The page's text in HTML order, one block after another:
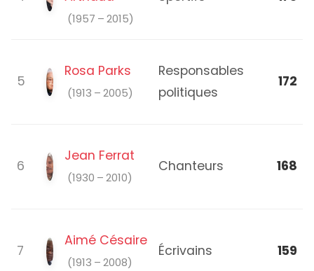
(1957 – 2015)
5
Rosa Parks
(1913 – 2005)
Responsables
politiques
172
6
Jean Ferrat
(1930 – 2010)
Chanteurs 168
7
Aimé Césaire
(1913 – 2008)
Écrivains 159